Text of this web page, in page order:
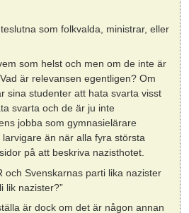
som folkvalda, ministrar, eller
som helst och men om de inte är
är relevansen egentligen? Om
sina studenter att hata svarta visst
svarta och de är ju inte
jobba som gymnasielärare
än när alla fyra största
på att beskriva nazisthotet.
och Svenskarnas parti lika nazister
lik nazister?”
är dock om det är någon annan